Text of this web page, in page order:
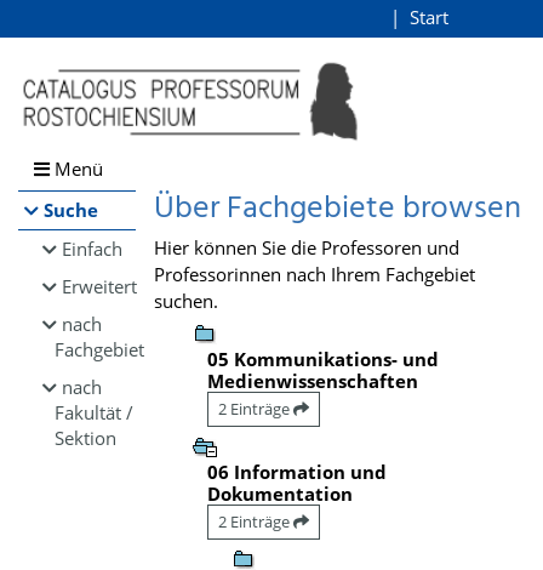
Browsen
direkt zum Inhalt
Start
Menü
Suche
Einfach
Erweitert
nach
Fachgebiet
nach
Fakultät /
Sektion
Über Fachgebiete browsen
Hier können Sie die Professoren und
Professorinnen nach Ihrem Fachgebiet
suchen.
05 Kommunikations- und
Medienwissenschaften
2 Einträge
06 Information und
Dokumentation
2 Einträge